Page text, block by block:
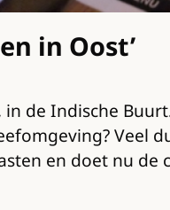
in Oost’
de Indische
Veel
en doet nu de